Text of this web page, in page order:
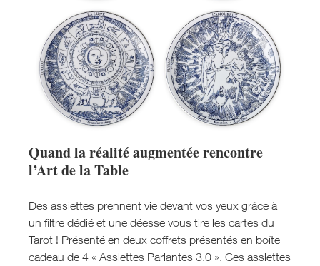
Quand la réalité augmentée rencontre
l’Art de la Table
Des assiettes prennent vie devant vos yeux grâce à
un filtre dédié et une déesse vous tire les cartes du
Tarot ! Présenté en deux coffrets présentés en boîte
cadeau de 4 « Assiettes Parlantes 3.0 ». Ces assiettes